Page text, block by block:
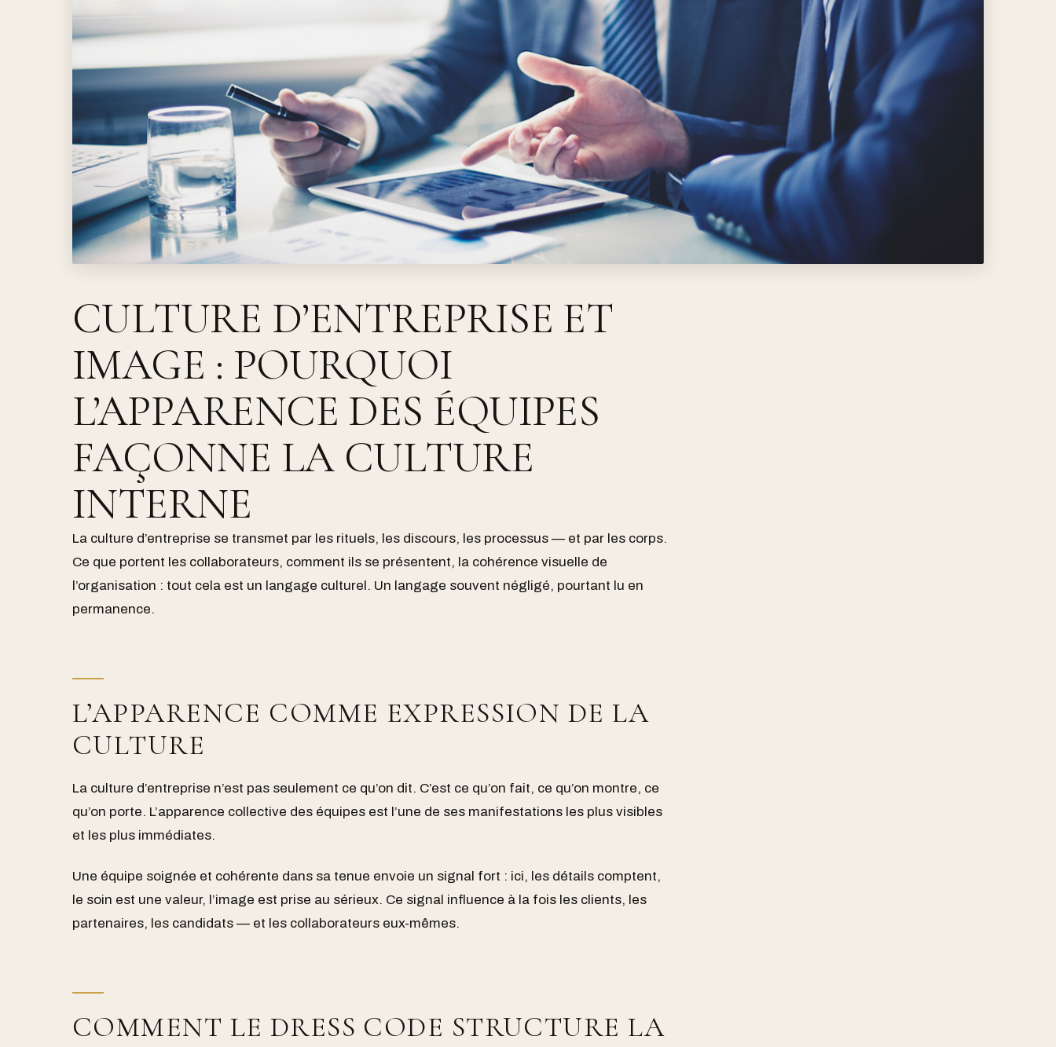
CULTURE D’ENTREPRISE ET
IMAGE : POURQUOI
L’APPARENCE DES ÉQUIPES
FAÇONNE LA CULTURE
INTERNE
La culture d’entreprise se transmet par les rituels, les discours, les processus — et par les corps.
Ce que portent les collaborateurs, comment ils se présentent, la cohérence visuelle de
l’organisation : tout cela est un langage culturel. Un langage souvent négligé, pourtant lu en
permanence.
L’APPARENCE COMME EXPRESSION DE LA
CULTURE
La culture d’entreprise n’est pas seulement ce qu’on dit. C’est ce qu’on fait, ce qu’on montre, ce
qu’on porte. L’apparence collective des équipes est l’une de ses manifestations les plus visibles
et les plus immédiates.
Une équipe soignée et cohérente dans sa tenue envoie un signal fort : ici, les détails comptent,
le soin est une valeur, l’image est prise au sérieux. Ce signal influence à la fois les clients, les
partenaires, les candidats — et les collaborateurs eux-mêmes.
COMMENT LE DRESS CODE STRUCTURE LA